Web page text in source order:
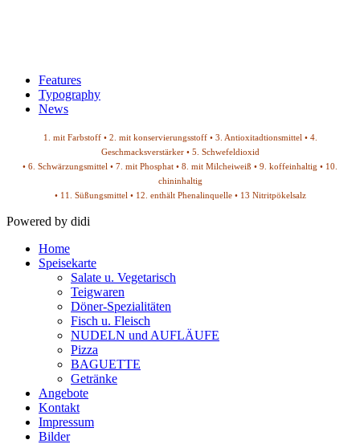
Features
Typography
News
1. mit Farbstoff • 2. mit konservierungsstoff • 3. Antioxitadtionsmittel • 4.
Geschmacksverstärker • 5. Schwefeldioxid
• 6. Schwärzungsmittel • 7. mit Phosphat • 8. mit Milcheiweiß • 9. koffeinhaltig • 10.
chininhaltig
• 11. Süßungsmittel • 12. enthält Phenalinquelle • 13 Nitritpökelsalz
Powered by didi
Home
Speisekarte
Salate u. Vegetarisch
Teigwaren
Döner-Spezialitäten
Fisch u. Fleisch
NUDELN und AUFLÄUFE
Pizza
BAGUETTE
Getränke
Angebote
Kontakt
Impressum
Bilder